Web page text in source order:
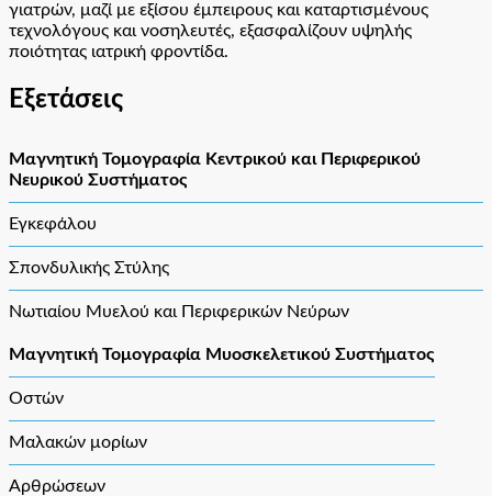
γιατρών, μαζί με εξίσου έμπειρους και καταρτισμένους
τεχνολόγους και νοσηλευτές, εξασφαλίζουν υψηλής
ποιότητας ιατρική φροντίδα.
Εξετάσεις
Μαγνητική Τομογραφία Κεντρικού και Περιφερικού
Νευρικού Συστήματος
Εγκεφάλου
Σπονδυλικής Στύλης
Νωτιαίου Μυελού και Περιφερικών Νεύρων
Μαγνητική Τομογραφία Μυοσκελετικού Συστήματος
Οστών
Μαλακών μορίων
Αρθρώσεων